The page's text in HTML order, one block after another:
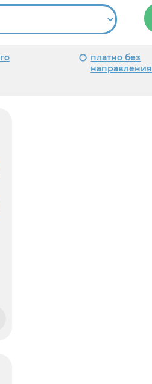
платно без
направления